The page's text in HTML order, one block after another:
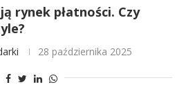
rynek płatności. Czy
28 października 2025